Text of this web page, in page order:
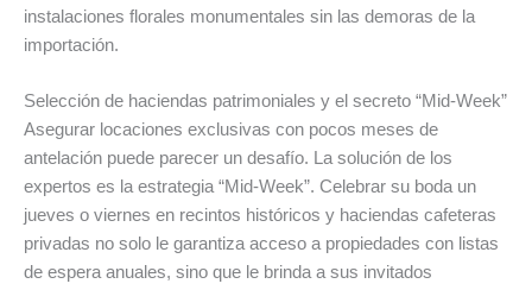
instalaciones florales monumentales sin las demoras de la
importación.
Selección de haciendas patrimoniales y el secreto “Mid-Week”
Asegurar locaciones exclusivas con pocos meses de
antelación puede parecer un desafío. La solución de los
expertos es la estrategia “Mid-Week”. Celebrar su boda un
jueves o viernes en recintos históricos y haciendas cafeteras
privadas no solo le garantiza acceso a propiedades con listas
de espera anuales, sino que le brinda a sus invitados